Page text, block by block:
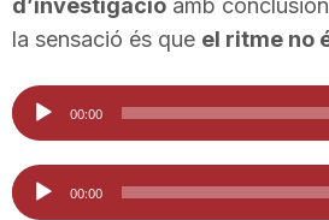
la sensació és que el ritme no
Reproductor
d'àudio
00:00
Reproductor
d'àudio
00:00